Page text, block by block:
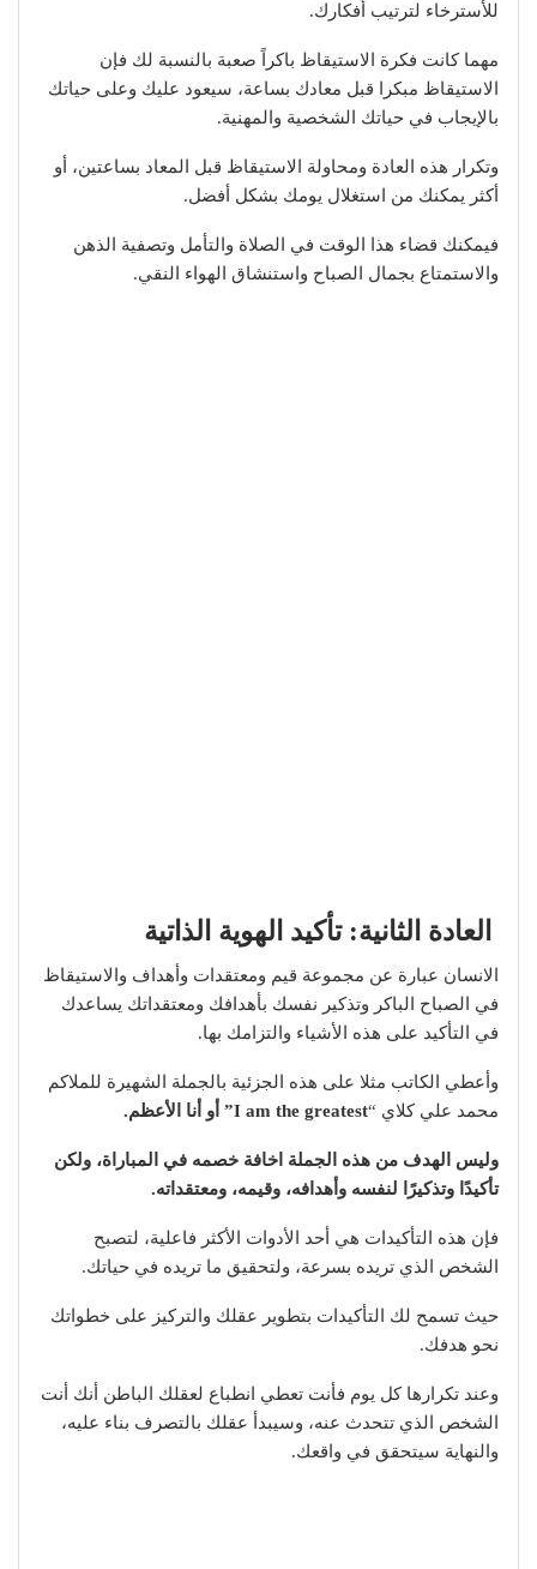
للأسترخاء لترتيب أفكارك.
مهما كانت فكرة الاستيقاظ باكراً صعبة بالنسبة لك فإن
الاستيقاظ مبكرا قبل معادك بساعة، سيعود عليك وعلى حياتك
بالإيجاب في حياتك الشخصية والمهنية.
وتكرار هذه العادة ومحاولة الاستيقاظ قبل المعاد بساعتين، أو
أكثر يمكنك من استغلال يومك بشكل أفضل.
فيمكنك قضاء هذا الوقت في الصلاة والتأمل وتصفية الذهن
والاستمتاع بجمال الصباح واستنشاق الهواء النقي.
العادة الثانية: تأكيد الهوية الذاتية
الانسان عبارة عن مجموعة قيم ومعتقدات وأهداف والاستيقاظ
في الصباح الباكر وتذكير نفسك بأهدافك ومعتقداتك يساعدك
في التأكيد على هذه الأشياء والتزامك بها.
وأعطي الكاتب مثلا على هذه الجزئية بالجملة الشهيرة للملاكم
محمد علي كلاي “I am the greatest” أو أنا الأعظم.
وليس الهدف من هذه الجملة اخافة خصمه في المباراة، ولكن
تأكيدًا وتذكيرًا لنفسه وأهدافه، وقيمه، ومعتقداته.
فإن هذه التأكيدات هي أحد الأدوات الأكثر فاعلية، لتصبح
الشخص الذي تريده بسرعة، ولتحقيق ما تريده في حياتك.
حيث تسمح لك التأكيدات بتطوير عقلك والتركيز على خطواتك
نحو هدفك.
وعند تكرارها كل يوم فأنت تعطي انطباع لعقلك الباطن أنك أنت
الشخص الذي تتحدث عنه، وسيبدأ عقلك بالتصرف بناء عليه،
والنهاية سيتحقق في واقعك.